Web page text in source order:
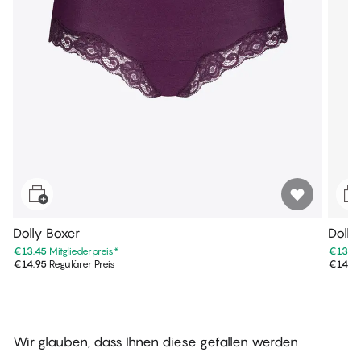
Dolly Boxer
€13.45 Mitgliederpreis*
€14.95 Regulärer Preis
Dolly
€13.45
€14.95
Wir glauben, dass Ihnen diese gefallen werden